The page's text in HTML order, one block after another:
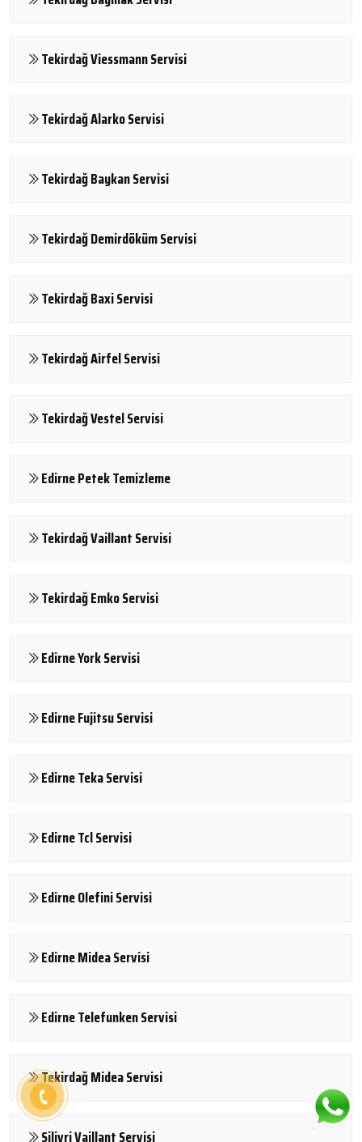
Tekirdağ Viessmann Servisi
Tekirdağ Alarko Servisi
Tekirdağ Baykan Servisi
Tekirdağ Demirdöküm Servisi
Tekirdağ Baxi Servisi
Tekirdağ Airfel Servisi
Tekirdağ Vestel Servisi
Edirne Petek Temizleme
Tekirdağ Vaillant Servisi
Tekirdağ Emko Servisi
Edirne York Servisi
Edirne Fujitsu Servisi
Edirne Teka Servisi
Edirne Tcl Servisi
Edirne Olefini Servisi
Edirne Midea Servisi
Edirne Telefunken Servisi
Tekirdağ Midea Servisi
Silivri Vaillant Servisi